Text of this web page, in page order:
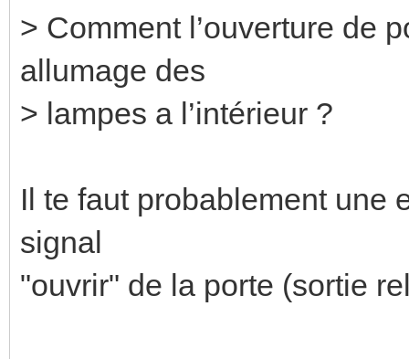
> Comment l’ouverture de
allumage des
> lampes a l’intérieur ?
Il te faut probablement une
signal
"ouvrir" de la porte (sortie